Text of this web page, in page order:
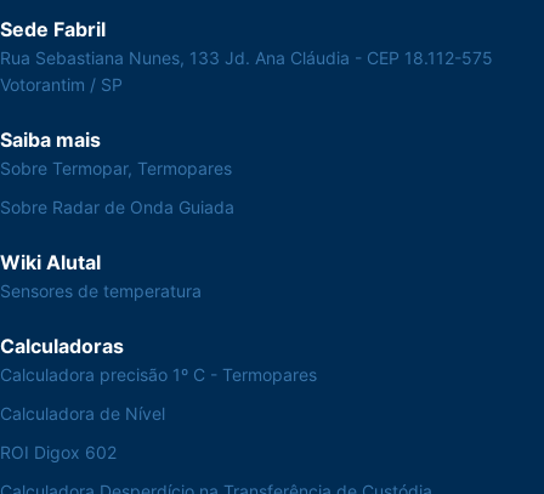
Sede Fabril
Rua Sebastiana Nunes, 133 Jd. Ana Cláudia - CEP 18.112-575
Votorantim / SP
Saiba mais
Sobre Termopar, Termopares
Sobre Radar de Onda Guiada
Wiki Alutal
Sensores de temperatura
Calculadoras
Calculadora precisão 1º C - Termopares
Calculadora de Nível
ROI Digox 602